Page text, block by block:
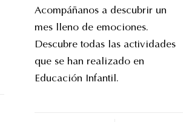
Acompáñanos a descubrir un
mes lleno de emociones.
Descubre todas las actividades
que se han realizado en
Educación Infantil.